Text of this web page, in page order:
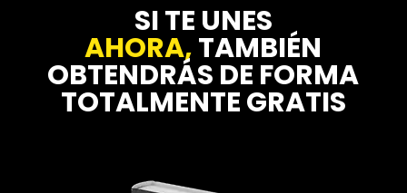
SI TE UNES
AHORA,TAMBIÉN
OBTENDRÁS DE FORMA
TOTALMENTE GRATIS